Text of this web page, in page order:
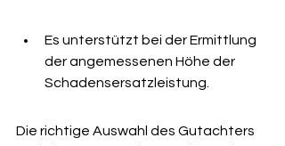
Es unterstützt bei der Ermittlung
der angemessenen Höhe der
Schadensersatzleistung.
Die richtige Auswahl des Gutachters